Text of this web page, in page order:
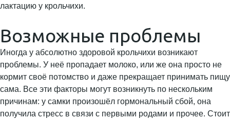
лактацию у крольчихи.
Возможные проблемы
Иногда у абсолютно здоровой крольчихи возникают
проблемы. У неё пропадает молоко, или же она просто не
кормит своё потомство и даже прекращает принимать пищу
сама. Все эти факторы могут возникнуть по нескольким
причинам: у самки произошёл гормональный сбой, она
получила стресс в связи с первыми родами и прочее. Стоит